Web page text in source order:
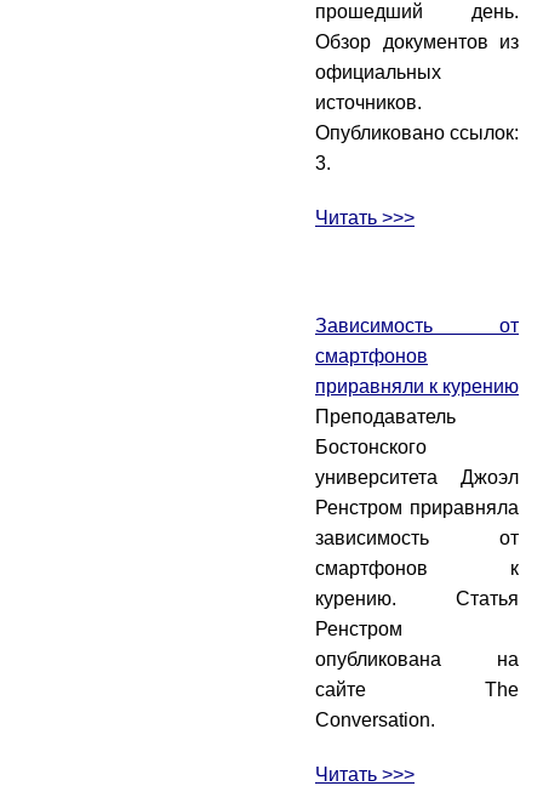
прошедший день.
Обзор документов из
официальных
источников.
Опубликовано ссылок:
3.
Читать >>>
Зависимость от
смартфонов
приравняли к курению
Преподаватель
Бостонского
университета Джоэл
Ренстром приравняла
зависимость от
смартфонов к
курению. Статья
Ренстром
опубликована на
сайте The
Conversation.
Читать >>>